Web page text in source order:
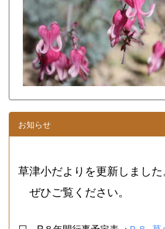
お知らせ
草津小だよりを更新しました
ぜひご覧ください。